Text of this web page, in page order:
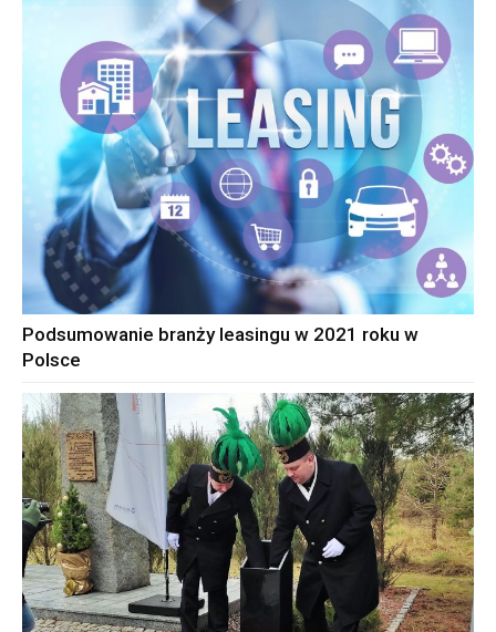
Podsumowanie branży leasingu w 2021 roku w
Polsce